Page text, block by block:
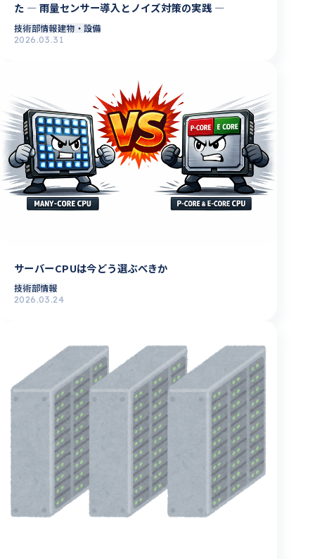
た ― 雨量センサー導入とノイズ対策の実践 ―
技術部情報建物・設備
2026.03.31
サーバーCPUは今どう選ぶべきか
技術部情報
2026.03.24